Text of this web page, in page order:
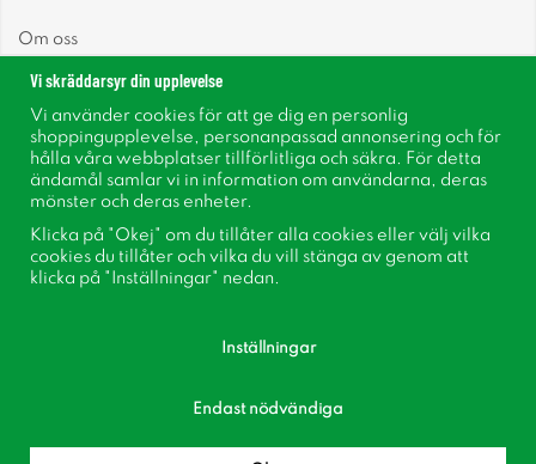
Om oss
Nyhetsbrev
Om cookies
Inspiration
Vi skräddarsyr din upplevelse
Vi använder cookies för att ge dig en personlig
shoppingupplevelse, personanpassad annonsering och för
hålla våra webbplatser tillförlitliga och säkra. För detta
ändamål samlar vi in information om användarna, deras
mönster och deras enheter.
Klicka på "Okej" om du tillåter alla cookies eller välj vilka
cookies du tillåter och vilka du vill stänga av genom att
klicka på "Inställningar" nedan.
Inställningar
Endast nödvändiga